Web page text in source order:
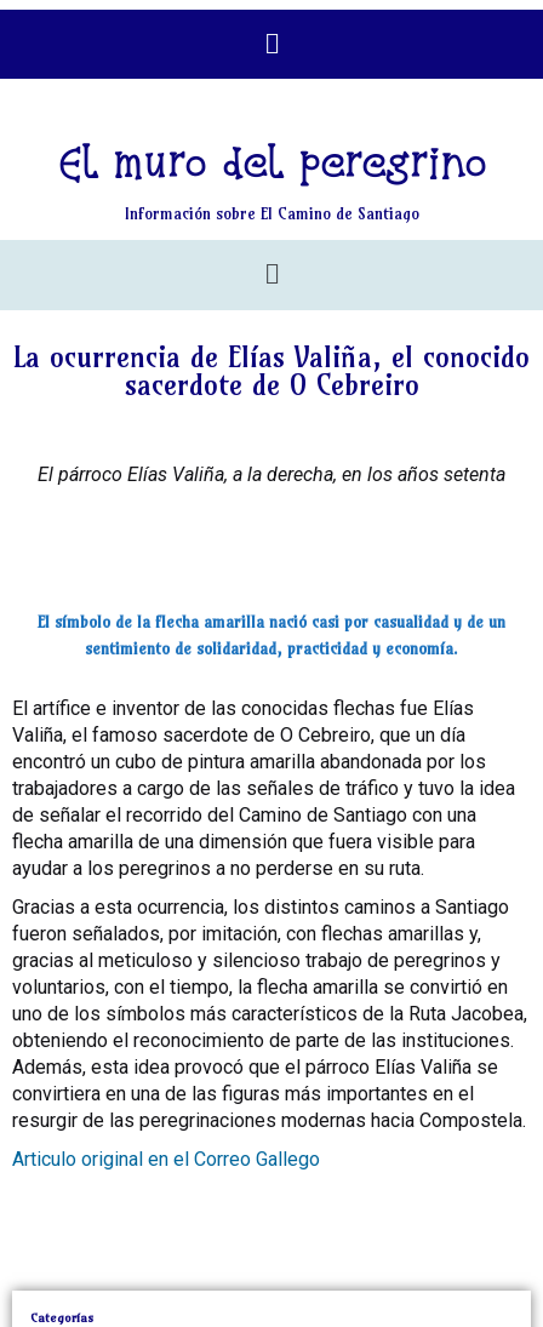
El muro del peregrino
Información sobre El Camino de Santiago
La ocurrencia de Elías Valiña, el conocido
sacerdote de O Cebreiro
El párroco Elías Valiña, a la derecha, en los años setenta
El símbolo de la flecha amarilla nació casi por casualidad y de un
sentimiento de solidaridad, practicidad y economía.
El artífice e inventor de las conocidas flechas fue Elías
Valiña, el famoso sacerdote de O Cebreiro, que un día
encontró un cubo de pintura amarilla abandonada por los
trabajadores a cargo de las señales de tráfico y tuvo la idea
de señalar el recorrido del Camino de Santiago con una
flecha amarilla de una dimensión que fuera visible para
ayudar a los peregrinos a no perderse en su ruta.
Gracias a esta ocurrencia, los distintos caminos a Santiago
fueron señalados, por imitación, con flechas amarillas y,
gracias al meticuloso y silencioso trabajo de peregrinos y
voluntarios, con el tiempo, la flecha amarilla se convirtió en
uno de los símbolos más característicos de la Ruta Jacobea,
obteniendo el reconocimiento de parte de las instituciones.
Además, esta idea provocó que el párroco Elías Valiña se
convirtiera en una de las figuras más importantes en el
resurgir de las peregrinaciones modernas hacia Compostela.
Articulo original en el Correo Gallego
Categorías